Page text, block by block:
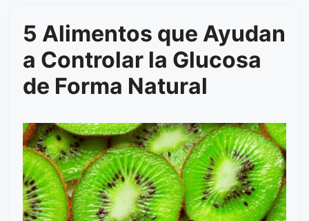
5 Alimentos que Ayudan
a Controlar la Glucosa
de Forma Natural